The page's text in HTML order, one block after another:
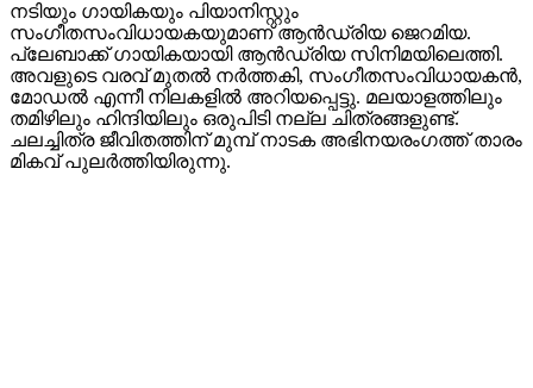
നടിയും ഗായികയും പിയാനിസ്റ്റും
സംഗീതസംവിധായകയുമാണ് ആൻഡ്രിയ ജെറമിയ.
പ്ലേബാക്ക് ഗായികയായി ആൻഡ്രിയ സിനിമയിലെത്തി.
അവളുടെ വരവ് മുതൽ നർത്തകി, സംഗീതസംവിധായകൻ,
മോഡൽ എന്നീ നിലകളിൽ അറിയപ്പെട്ടു. മലയാളത്തിലും
തമിഴിലും ഹിന്ദിയിലും ഒരുപിടി നല്ല ചിത്രങ്ങളുണ്ട്.
ചലച്ചിത്ര ജീവിതത്തിന് മുമ്പ് നാടക അഭിനയരംഗത്ത് താരം
മികവ് പുലർത്തിയിരുന്നു.